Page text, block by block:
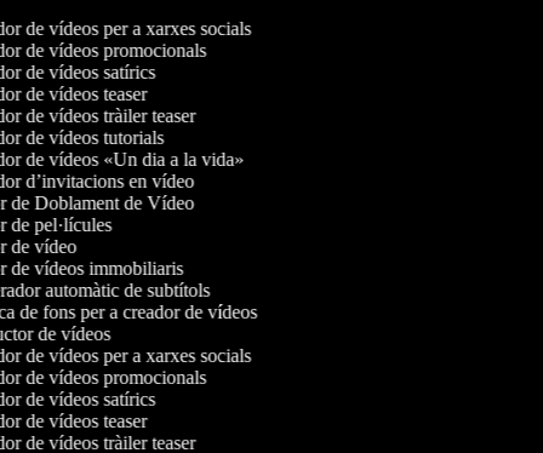
de vídeos per a xarxes socials
de vídeos promocionals
de vídeos satírics
de vídeos teaser
de vídeos tràiler teaser
de vídeos tutorials
de vídeos «Un dia a la vida»
d’invitacions en vídeo
Doblament de Vídeo
pel·lícules
vídeo
vídeos immobiliaris
automàtic de subtítols
de fons per a creador de vídeos
de vídeos
de vídeos per a xarxes socials
de vídeos promocionals
de vídeos satírics
de vídeos teaser
de vídeos tràiler teaser